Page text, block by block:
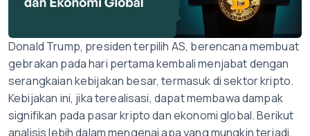
Donald Trump, presiden terpilih AS, berencana membuat
gebrakan pada hari pertama kembali menjabat dengan
serangkaian kebijakan besar, termasuk di sektor kripto.
Kebijakan ini, jika terealisasi, dapat membawa dampak
signifikan pada pasar kripto dan ekonomi global. Berikut
analisis lebih dalam mengenai apa yang mungkin terjadi.